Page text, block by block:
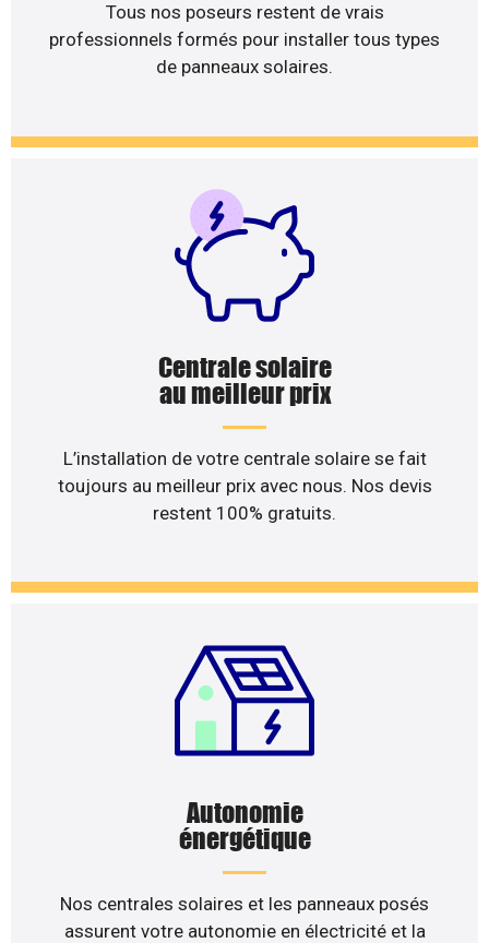
Tous nos poseurs restent de vrais
professionnels formés pour installer tous types
de panneaux solaires.
Centrale solaire
au meilleur prix
L’installation de votre centrale solaire se fait
toujours au meilleur prix avec nous. Nos devis
restent 100% gratuits.
Autonomie
énergétique
Nos centrales solaires et les panneaux posés
assurent votre autonomie en électricité et la